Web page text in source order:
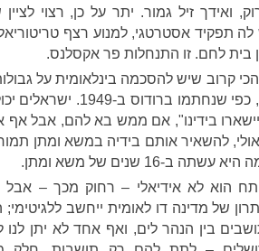
ואידך זיל גמור. יתר על כן, רצוי
תפקיד אסטרטגי, למנוע רצף
בית לחם. זו התנחלות פר אקסלנס.
הכי קרוב שיש להסכמה בינלאומית על
המדובר בקווי הפסקת האש, כפי שנחתמו
יישארו בידינו", אם ממש בא להם, אבל
להשאיר אותם בידיה במשא ומתן
16 שנים של משא ומתן.
הוא לא אידיאלי – רחוק מכך – אבל
של מדינה דו לאומית ייחשב
בין הנהר לים, ואף אחד לא יתן